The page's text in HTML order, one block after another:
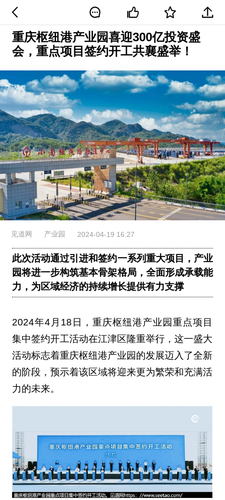
重庆枢纽港产业园喜迎300亿投资盛
会，重点项目签约开工共襄盛举！
见道网 产业园 2024-04-19 16:27
此次活动通过引进和签约一系列重大项目，产业
园将进一步构筑基本骨架格局，全面形成承载能
力，为区域经济的持续增长提供有力支撑
2024年4月18日，重庆枢纽港产业园重点项目
集中签约开工活动在江津区隆重举行，这一盛大
活动标志着重庆枢纽港产业园的发展迈入了全新
的阶段，预示着该区域将迎来更为繁荣和充满活
力的未来。